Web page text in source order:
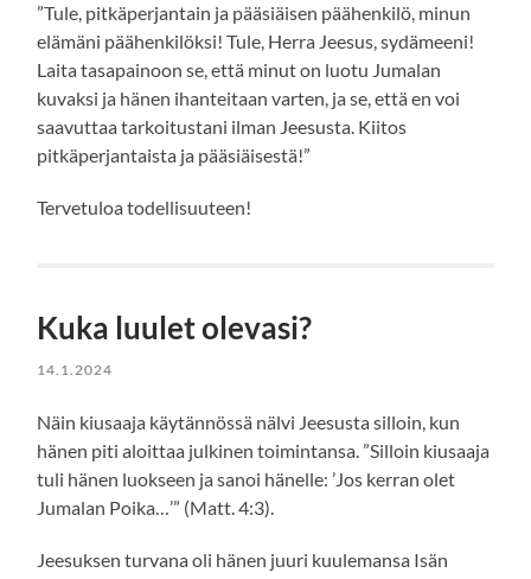
”Tule, pitkäperjantain ja pääsiäisen päähenkilö, minun
elämäni päähenkilöksi! Tule, Herra Jeesus, sydämeeni!
Laita tasapainoon se, että minut on luotu Jumalan
kuvaksi ja hänen ihanteitaan varten, ja se, että en voi
saavuttaa tarkoitustani ilman Jeesusta. Kiitos
pitkäperjantaista ja pääsiäisestä!”
Tervetuloa todellisuuteen!
Kuka luulet olevasi?
14.1.2024
Näin kiusaaja käytännössä nälvi Jeesusta silloin, kun
hänen piti aloittaa julkinen toimintansa. ”Silloin kiusaaja
tuli hänen luokseen ja sanoi hänelle: ’Jos kerran olet
Jumalan Poika…’” (Matt. 4:3).
Jeesuksen turvana oli hänen juuri kuulemansa Isän